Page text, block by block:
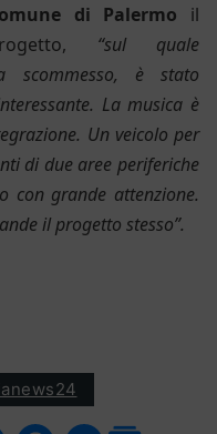
di Palermo il
“sul quale
scommesso, è stato
La musica è
Un veicolo per
di due aree periferiche
con grande attenzione.
il progetto stesso”.